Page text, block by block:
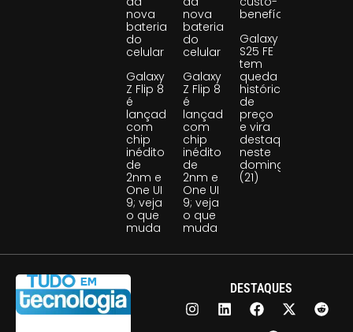
nova
bateria
do
celular
Galaxy
Z Flip 8
é
lançado
com
chip
inédito
de
2nm e
One UI
9; veja
o que
muda
nova
bateria
do
celular
Galaxy
Z Flip 8
é
lançado
com
chip
inédito
de
2nm e
One UI
9; veja
o que
muda
benefício
Galaxy
S25 FE
tem
queda
histórica
de
preço
e vira
destaque
neste
domingo
(21)
DESTAQUES